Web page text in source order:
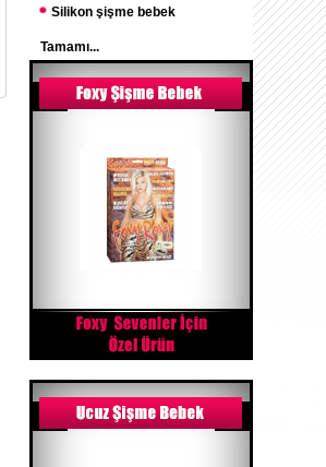
Silikon şişme bebek
Tamamı...